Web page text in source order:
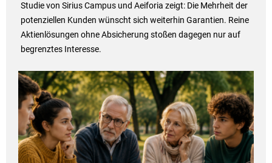
Studie von Sirius Campus und Aeiforia zeigt: Die Mehrheit der
potenziellen Kunden wünscht sich weiterhin Garantien. Reine
Aktienlösungen ohne Absicherung stoßen dagegen nur auf
begrenztes Interesse.